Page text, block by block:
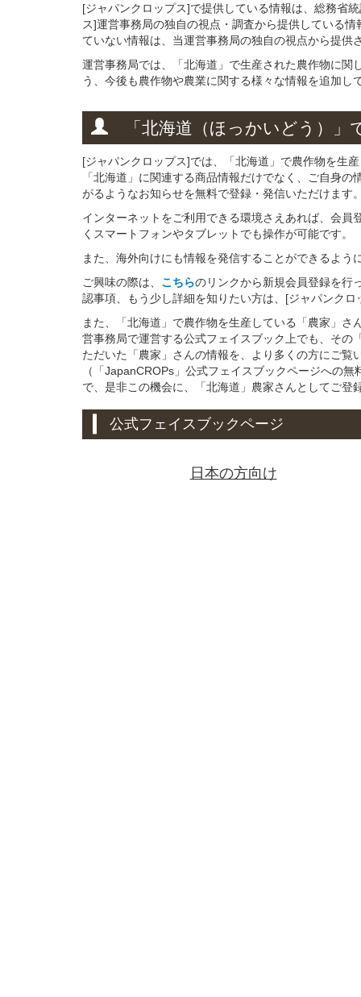
[ジャパンクロップス]で提供している情報は、総務省
ス]運営事務局の独自の視点・調査から提供している
ていない情報は、当運営事務局の独自の視点から提供
運営事務局では、「北海道」で生産された農作物に
う、今後も農作物や農業に関する様々な情報を追加し
「北海道（ほっかいどう）」
[ジャパンクロップス]では、「北海道」で農作物を生
「北海道」に関連する商品情報だけでなく、ご自身
がるようなお知らせを無料で登録・発信いただけます
インターネットをご利用できる環境さえあれば、会
くスマートフォンやタブレットでも操作が可能です。
また、海外向けにも情報を発信することができるよう
ご興味の際は、 こちらのリンクから新規会員登録を行
認事項、もう少し詳細を知りたい方は、[ジャパンクロ
また、「北海道」で農作物を生産している「農家」
営事務局で運営する公式フェイスブック上でも、そ
ただいた「農家」さんの情報を、より多くの方にご
（「JapanCROPs」公式フェイスブックページへの
で、是非この機会に、「北海道」農家さんとしてご
公式フェイスブックページ
日本の方向け